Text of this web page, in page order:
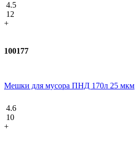
4.5
12
+
100177
Мешки для мусора ПНД 170л 25 мкм
4.6
10
+